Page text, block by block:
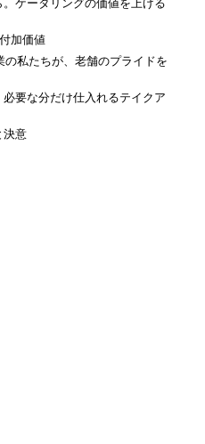
ケータリングの価値を上げる
加価値
私たちが、老舗のプライドを
必要な分だけ仕入れるテイクア
決意